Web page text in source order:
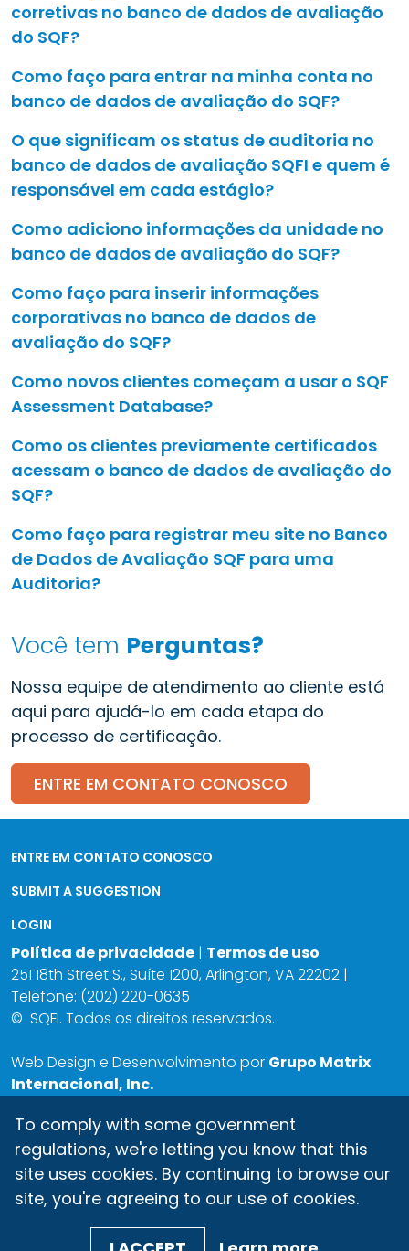
Você tem Perguntas?
Nossa equipe de atendimento ao cliente está
aqui para ajudá-lo em cada etapa do
processo de certificação.
ENTRE EM CONTATO CONOSCO
corretivas no banco de dados de avaliação
do SQF?
Como faço para entrar na minha conta no
banco de dados de avaliação do SQF?
O que significam os status de auditoria no
banco de dados de avaliação SQFI e quem é
responsável em cada estágio?
Como adiciono informações da unidade no
banco de dados de avaliação do SQF?
Como faço para inserir informações
corporativas no banco de dados de
avaliação do SQF?
Como novos clientes começam a usar o SQF
Assessment Database?
Como os clientes previamente certificados
acessam o banco de dados de avaliação do
SQF?
Como faço para registrar meu site no Banco
de Dados de Avaliação SQF para uma
Auditoria?
ENTRE EM CONTATO CONOSCO
SUBMIT A SUGGESTION
LOGIN
Política de privacidade | Termos de uso
251 18th Street S., Suíte 1200, Arlington, VA 22202 |
Telefone: (202) 220-0635
© SQFI. Todos os direitos reservados.
Web Design e Desenvolvimento por Grupo Matrix
Internacional, Inc.
To comply with some government
regulations, we're letting you know that this
site uses cookies. By continuing to browse our
site, you're agreeing to our use of cookies.